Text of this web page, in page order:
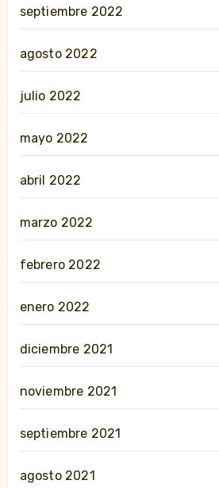
septiembre 2022
agosto 2022
julio 2022
mayo 2022
abril 2022
marzo 2022
febrero 2022
enero 2022
diciembre 2021
noviembre 2021
septiembre 2021
agosto 2021